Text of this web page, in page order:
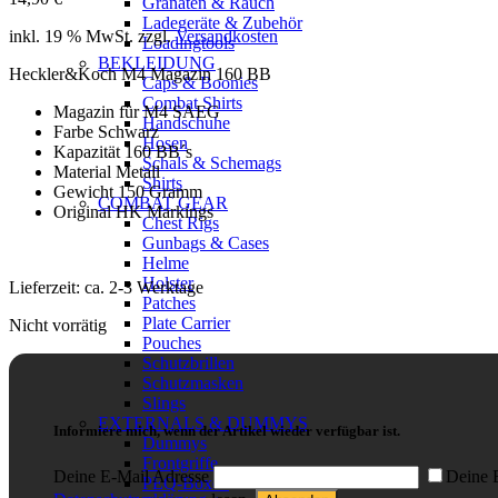
Ladegeräte & Zubehör
Loadingtools
BEKLEIDUNG
Caps & Boonies
Combat Shirts
Handschuhe
Hosen
Schals & Schemags
Shirts
COMBAT GEAR
Chest Rigs
Gunbags & Cases
Helme
Holster
Patches
Plate Carrier
Pouches
Schutzbrillen
Schutzmasken
Slings
EXTERNALS & DUMMYS
Dummys
Frontgriffe
PEQ-Boxen
inkl. 19 % MwSt. zzgl.Versandkosten
Heckler&Koch M4 Magazin 160 BB
Magazin für M4 SAEG
Farbe Schwarz
Kapazität 160 BB´s
Material Metall
Gewicht 150 Gramm
Original HK Markings
Lieferzeit: ca. 2-3 Werktage
Nicht vorrätig
Informiere mich, wenn der Artikel wieder verfügbar ist.
Deine E-Mail Adresse
Deine